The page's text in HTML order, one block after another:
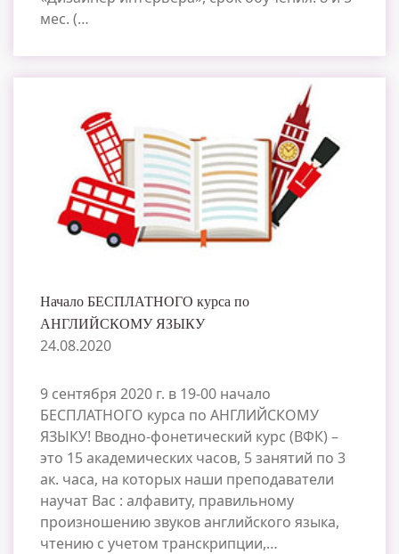
мес. (…
Начало БЕСПЛАТНОГО курса по
АНГЛИЙСКОМУ ЯЗЫКУ
24.08.2020
9 сентября 2020 г. в 19-00 начало
БЕСПЛАТНОГО курса по АНГЛИЙСКОМУ
ЯЗЫКУ! Вводно-фонетический курс (ВФК) –
это 15 академических часов, 5 занятий по 3
ак. часа, на которых наши преподаватели
научат Вас : алфавиту, правильному
произношению звуков английского языка,
чтению с учетом транскрипции,…